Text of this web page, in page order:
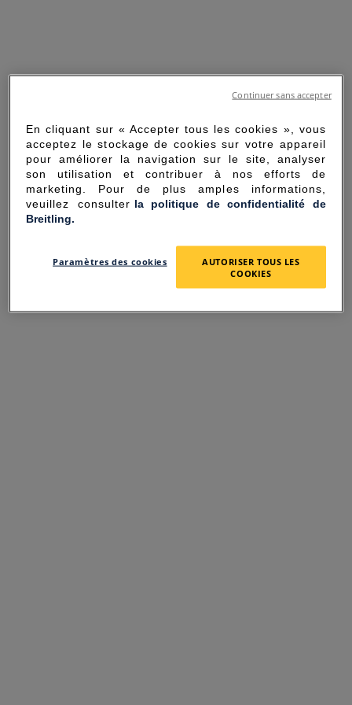
SORRY FOR THE
INCONVENIENCE
UNEXPECTED ERROR OCCURRED.
En cliquant sur « Accepter tous les cookies », vous
acceptez le stockage de cookies sur votre appareil
pour améliorer la navigation sur le site, analyser
son utilisation et contribuer à nos efforts de
marketing. Pour de plus amples informations,
veuillez consulter la politique de confidentialité de
Breitling.
Paramètres des cookies
AUTORISER TOUS LES
COOKIES
Continuer sans accepter